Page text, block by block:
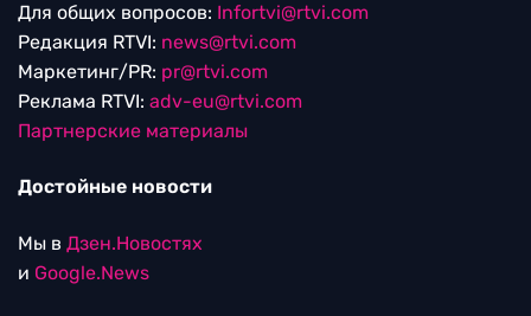
Для общих вопросов: Infortvi@rtvi.com
Редакция RTVI: news@rtvi.com
Маркетинг/PR: pr@rtvi.com
Реклама RTVI: adv-eu@rtvi.com
Партнерские материалы
Достойные новости
Мы в Дзен.Новостях
и Google.News